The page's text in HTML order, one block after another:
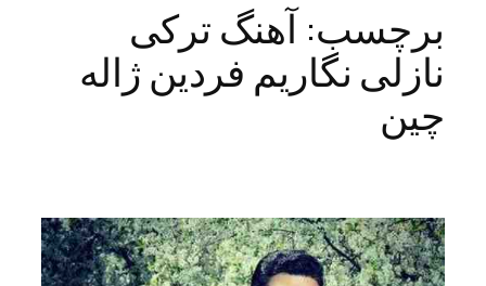
برچسب:آهنگ ترکی
نازلی نگاریم فردین ژاله
چین